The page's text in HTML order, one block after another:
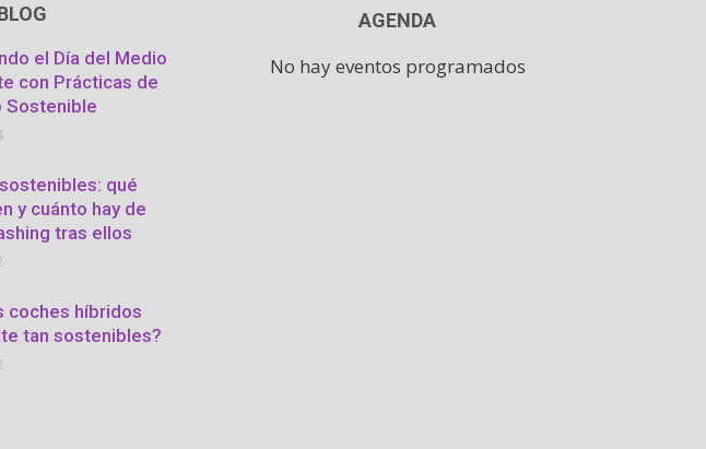
el Día del Medio
con Prácticas de
Sostenible
qué
y cuánto hay de
tras ellos
coches híbridos
tan sostenibles?
AGENDA
No hay eventos programados